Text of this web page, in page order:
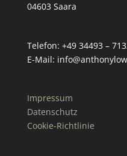
04603 Saara
Telefon: +49 34493 –
E-Mail:
Impressum
Datenschutz
Cookie-Richtlinie